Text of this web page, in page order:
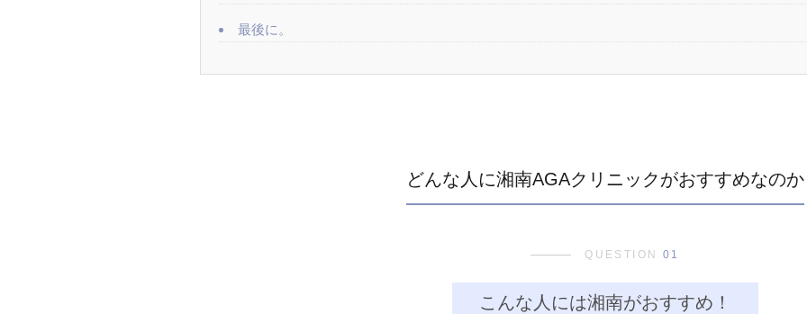
最後に。
どんな人に湘南AGAクリニックがおすすめなのか
QUESTION 01
こんな人には湘南がおすすめ！